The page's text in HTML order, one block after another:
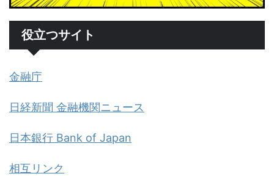
役立つサイト
金融庁
日経新聞 金融機関ニュース
日本銀行 Bank of Japan
相互リンク